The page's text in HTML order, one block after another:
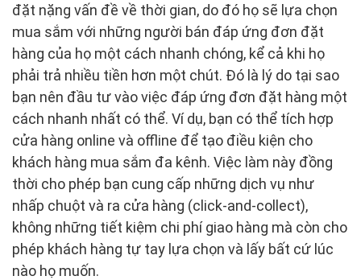
đặt nặng vấn đề về thời gian, do đó họ sẽ lựa chọn
mua sắm với những người bán đáp ứng đơn đặt
hàng của họ một cách nhanh chóng, kể cả khi họ
phải trả nhiều tiền hơn một chút. Đó là lý do tại sao
bạn nên đầu tư vào việc đáp ứng đơn đặt hàng một
cách nhanh nhất có thể. Ví dụ, bạn có thể tích hợp
cửa hàng online và offline để tạo điều kiện cho
khách hàng mua sắm đa kênh. Việc làm này đồng
thời cho phép bạn cung cấp những dịch vụ như
nhấp chuột và ra cửa hàng (click-and-collect),
không những tiết kiệm chi phí giao hàng mà còn cho
phép khách hàng tự tay lựa chọn và lấy bất cứ lúc
nào họ muốn.